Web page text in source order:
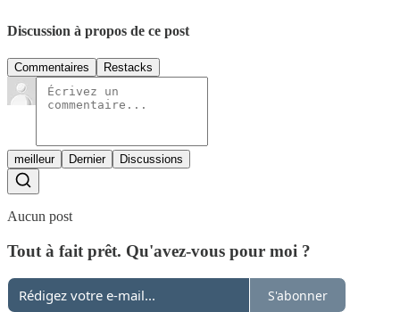
Discussion à propos de ce post
Commentaires Restacks
meilleur Dernier Discussions
Aucun post
Tout à fait prêt. Qu'avez-vous pour moi ?
S'abonner